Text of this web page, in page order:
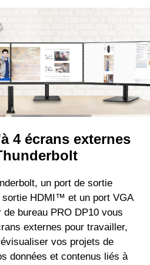
4 écrans externes
un port de sortie
sortie HDMI™ et un port VGA
bureau PRO DP10 vous
externes pour travailler,
vos projets de
données et contenus liés à